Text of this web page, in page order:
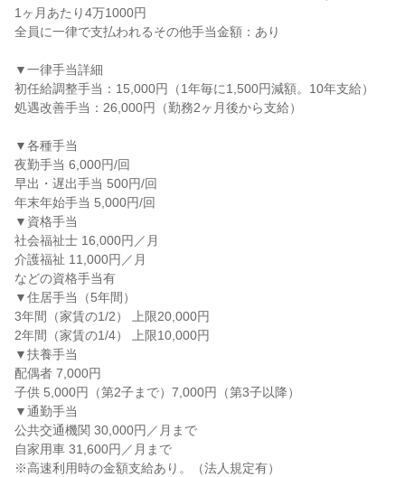
1ヶ月あたり4万1000円
全員に一律で支払われるその他手当金額：あり
▼一律手当詳細
初任給調整手当：15,000円（1年毎に1,500円減額。10年支給）
処遇改善手当：26,000円（勤務2ヶ月後から支給）
▼各種手当
夜勤手当 6,000円/回
早出・遅出手当 500円/回
年末年始手当 5,000円/回
▼資格手当
社会福祉士 16,000円／月
介護福祉 11,000円／月
などの資格手当有
▼住居手当（5年間）
3年間（家賃の1/2） 上限20,000円
2年間（家賃の1/4） 上限10,000円
▼扶養手当
配偶者 7,000円
子供 5,000円（第2子まで）7,000円（第3子以降）
▼通勤手当
公共交通機関 30,000円／月まで
自家用車 31,600円／月まで
※高速利用時の金額支給あり。（法人規定有）